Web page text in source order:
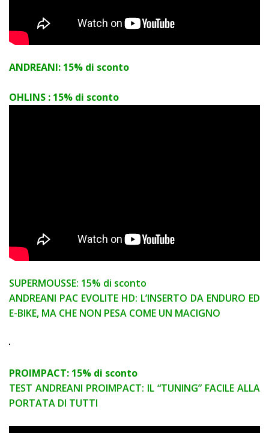
ANDREANI: 15% di sconto
OHLINS : 15% di sconto
SUPERMOUSSE: 15% di sconto
ANDREANI PAC EVOLITE HD: L’INSERTO DA ENDURO ED
E-BIKE, MA CHE NON PESA COME UN MACIGNO
PROIMPACT: 15% di sconto
TEST ANDREANI PROIMPACT: IL “TUNING” FACILE ALLA
PORTATA DI TUTTI